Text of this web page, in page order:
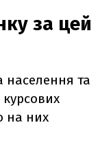
за цей
населення та
на них